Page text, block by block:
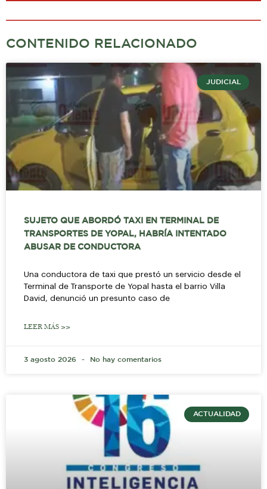
CONTENIDO RELACIONADO
JUDICIAL
SUJETO QUE ABORDÓ TAXI EN TERMINAL DE
TRANSPORTES DE YOPAL, HABRÍA INTENTADO
ABUSAR DE CONDUCTORA
Una conductora de taxi que prestó un servicio desde el
Terminal de Transporte de Yopal hasta el barrio Villa
David, denunció un presunto caso de
LEER MÁS >>
3 agosto 2026 No hay comentarios
ACTUALIDAD